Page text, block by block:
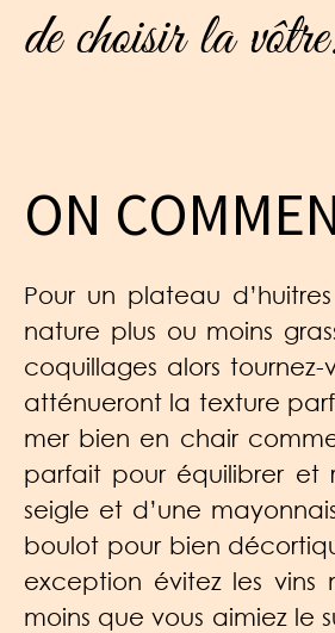
de choisir la
ON
Pour un plateau
nature plus ou moins
coquillages alors
atténueront la texture
mer bien en chair
parfait pour équilibrer et
seigle et d’une
boulot pour bien
exception évitez les vins
moins que vous aimiez